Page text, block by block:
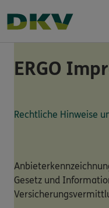
ERGO
Rechtliche Hinweise
Gesetz und